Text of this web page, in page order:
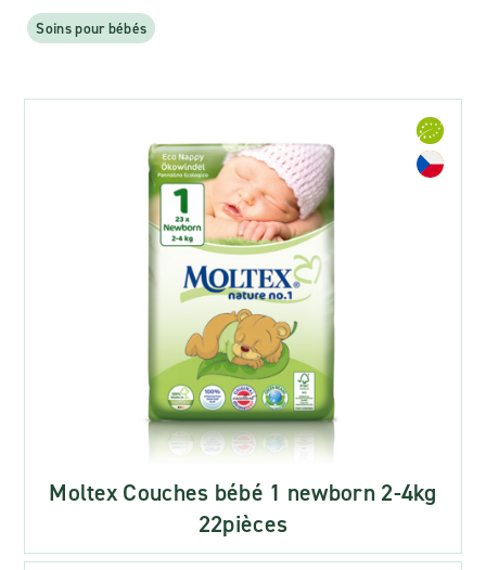
Soins pour bébés
Moltex Couches bébé 1 newborn 2-4kg
22pièces